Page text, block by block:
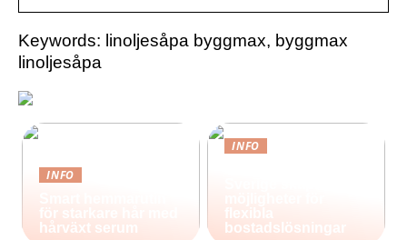
Keywords: linoljesåpa byggmax, byggmax
linoljesåpa
INFO
för starkare hår med
hårväxt serum
INFO
flexibla
bostadslösningar